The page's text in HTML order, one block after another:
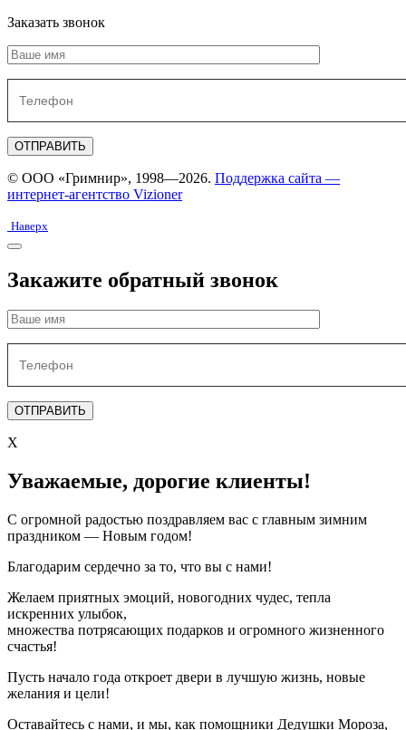
Заказать звонок
© ООО «Гримнир», 1998—2026. Поддержка сайта —
интернет-агентство Vizioner
Наверх
Закажите обратный звонок
X
Уважаемые, дорогие клиенты!
С огромной радостью поздравляем вас с главным зимним
праздником — Новым годом!
Благодарим сердечно за то, что вы с нами!
Желаем приятных эмоций, новогодних чудес, тепла
искренних улыбок,
множества потрясающих подарков и огромного жизненного
счастья!
Пусть начало года откроет двери в лучшую жизнь, новые
желания и цели!
Оставайтесь с нами, и мы, как помощники Дедушки Мороза,